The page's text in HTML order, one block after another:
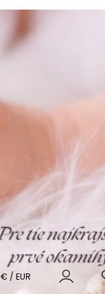
€ / EUR